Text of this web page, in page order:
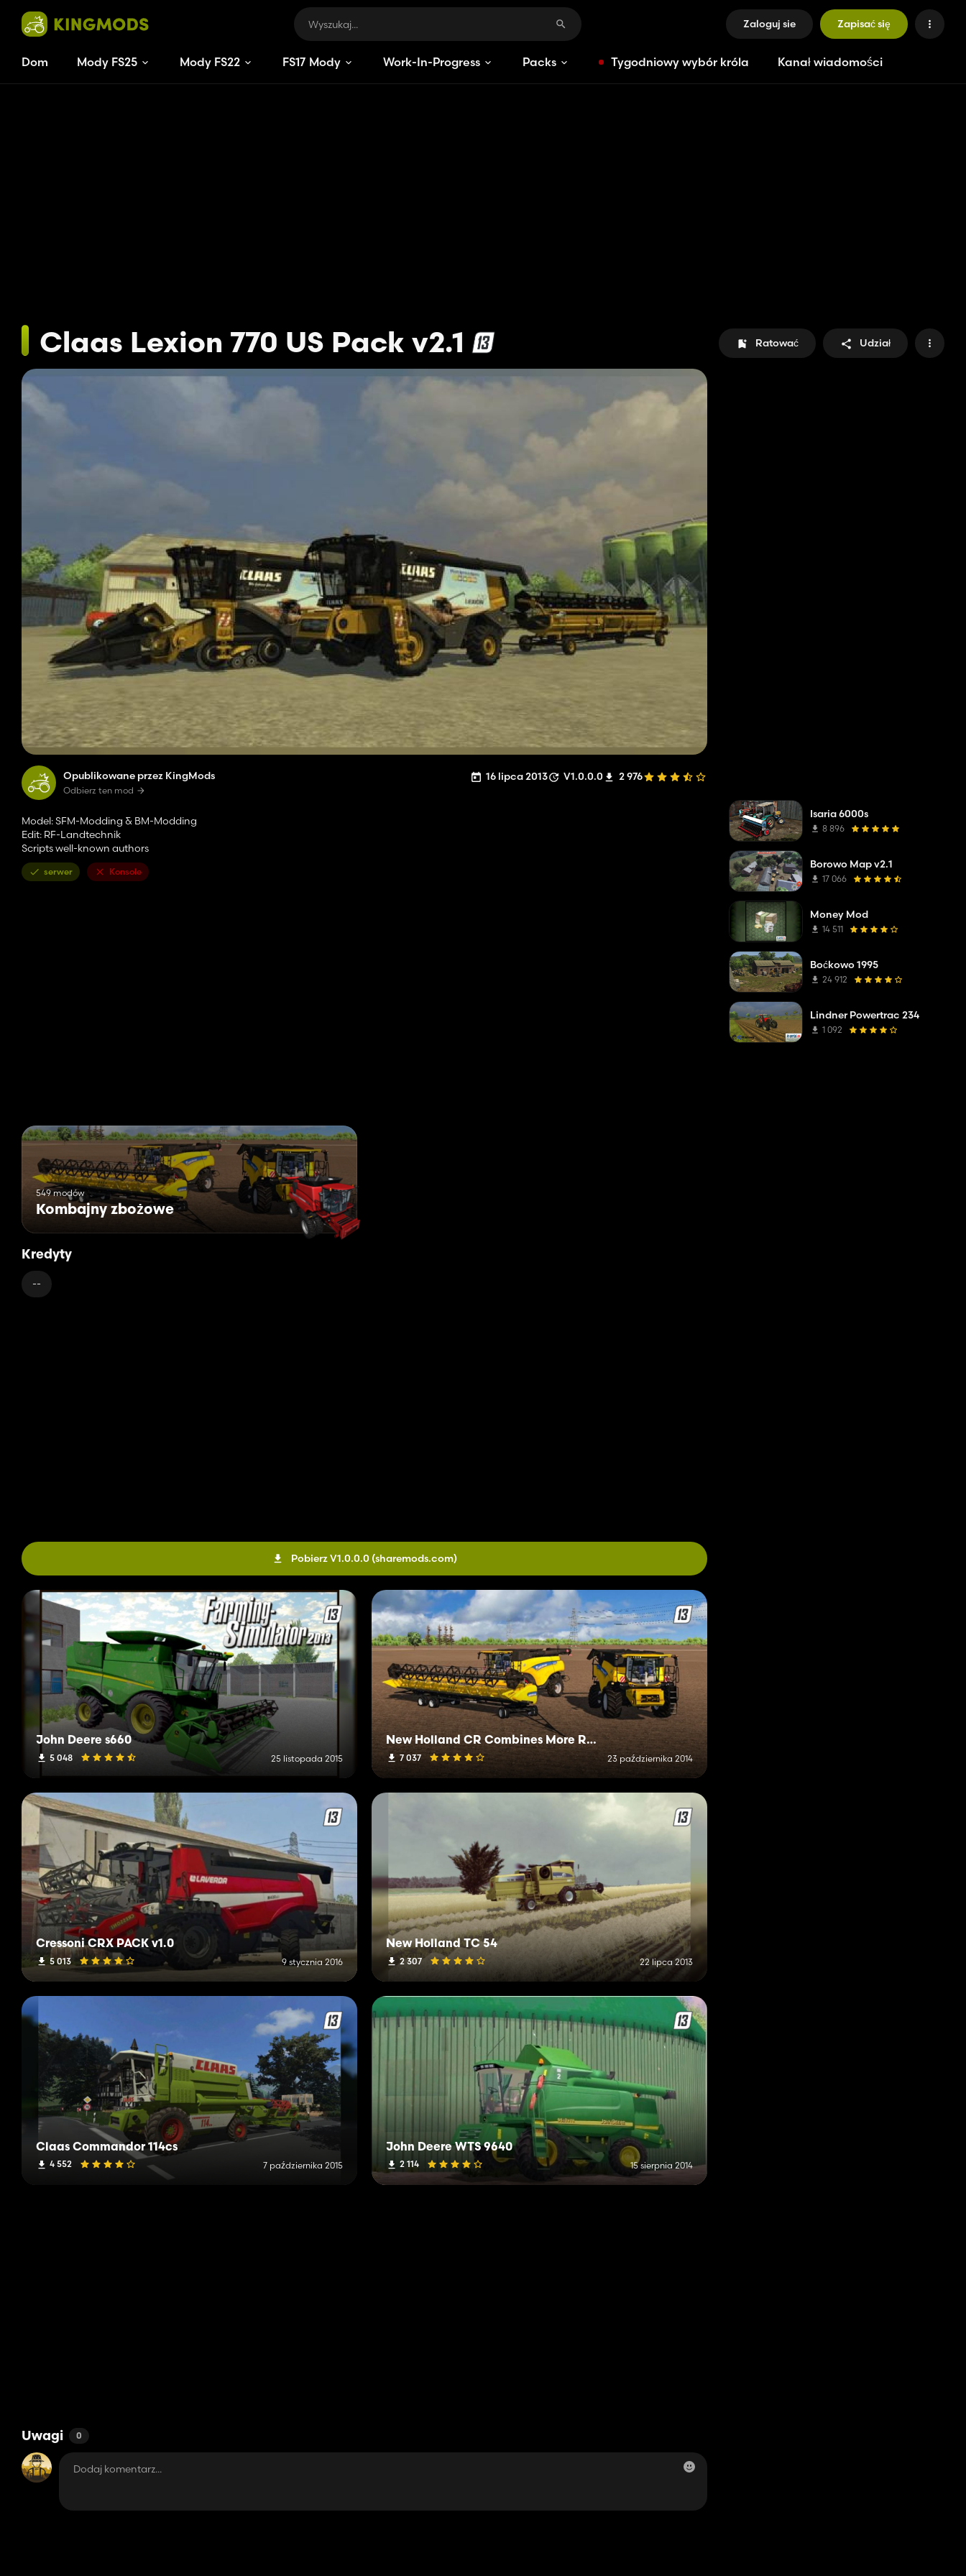
Zaloguj sie Zapisać się
Dom Mody FS25 Mody FS22 FS17 Mody Work-In-Progress Packs Tygodniowy wybór króla Kanał wiadomości
Claas Lexion 770 US Pack v2.1 Ratować Udział
Opublikowane przez KingMods
Odbierz ten mod
16 lipca 2013 V1.0.0.0 2 976
Model: SFM-Modding & BM-Modding
Edit: RF-Landtechnik
Scripts well-known authors
serwer Konsole
549 modów
Kombajny zbożowe
Kredyty
--
Pobierz V1.0.0.0 (sharemods.com)
John Deere s660
5 048 25 listopada 2015
New Holland CR Combines More Realistic
7 037 23 października 2014
Cressoni CRX PACK v1.0
5 013 9 stycznia 2016
New Holland TC 54
2 307 22 lipca 2013
Claas Commandor 114cs
4 552 7 października 2015
John Deere WTS 9640
2 114 15 sierpnia 2014
Uwagi 0
Isaria 6000s
8 896
Borowo Map v2.1
17 066
Money Mod
14 511
Boćkowo 1995
24 912
Lindner Powertrac 234
1 092